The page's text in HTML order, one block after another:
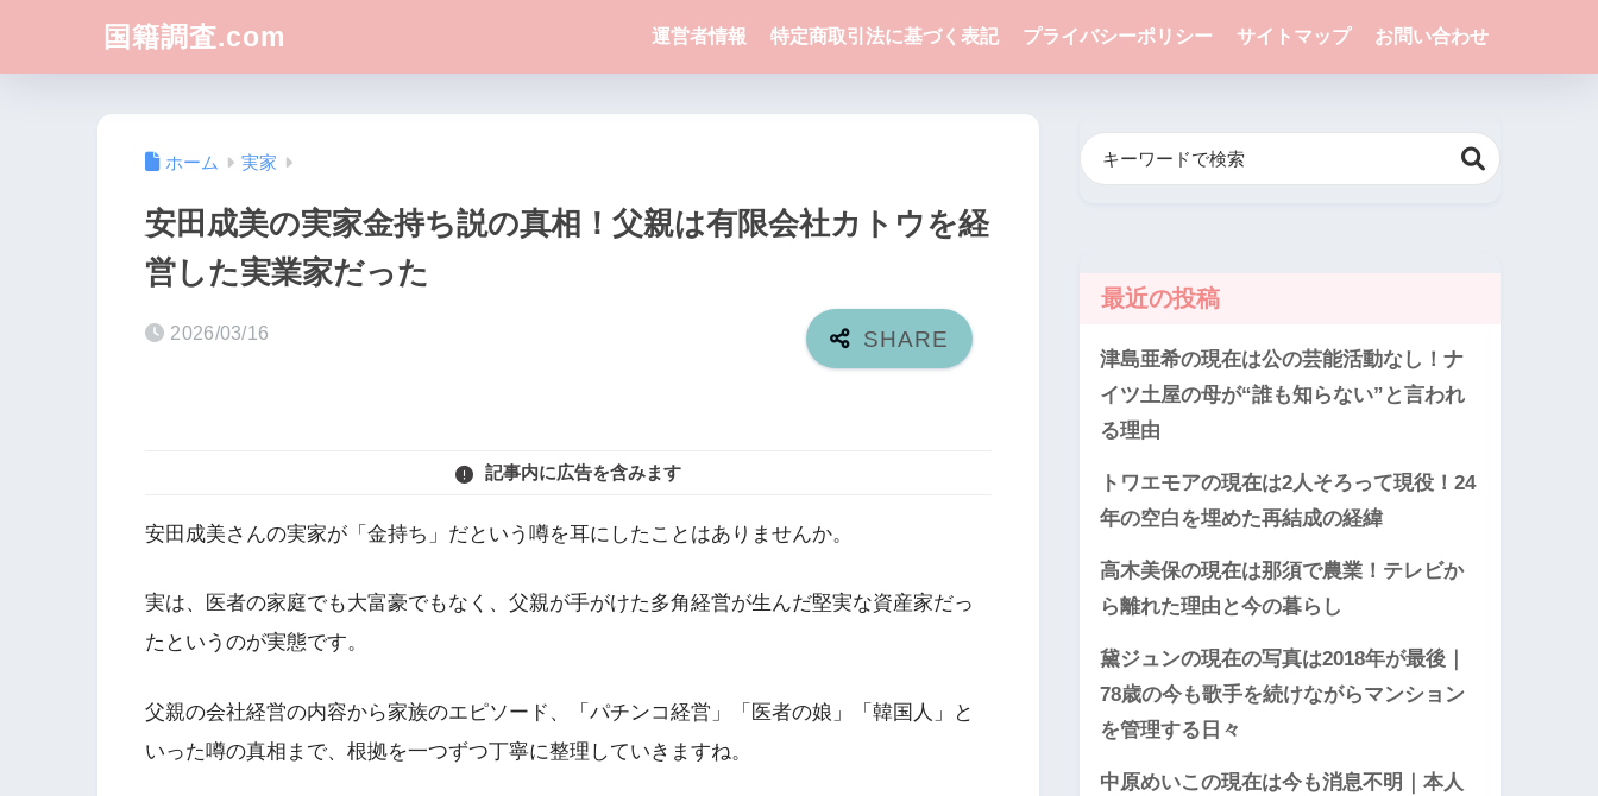
国籍調査.com 運営者情報 特定商取引法に基づく表記 プライバシーポリシー サイトマップ お問い合わせ
ホーム 実家
安田成美の実家金持ち説の真相！父親は有限会社カトウを経
営した実業家だった
2026/03/16
記事内に広告を含みます
安田成美さんの実家が「金持ち」だという噂を耳にしたことはありませんか。
実は、医者の家庭でも大富豪でもなく、父親が手がけた多角経営が生んだ堅実な資産家だっ
たというのが実態です。
父親の会社経営の内容から家族のエピソード、「パチンコ経営」「医者の娘」「韓国人」と
いった噂の真相まで、根拠を一つずつ丁寧に整理していきますね。
最近の投稿
津島亜希の現在は公の芸能活動なし！ナ
イツ土屋の母が“誰も知らない”と言われ
る理由
トワエモアの現在は2人そろって現役！24
年の空白を埋めた再結成の経緯
高木美保の現在は那須で農業！テレビか
ら離れた理由と今の暮らし
黛ジュンの現在の写真は2018年が最後｜
78歳の今も歌手を続けながらマンション
を管理する日々
中原めいこの現在は今も消息不明｜本人